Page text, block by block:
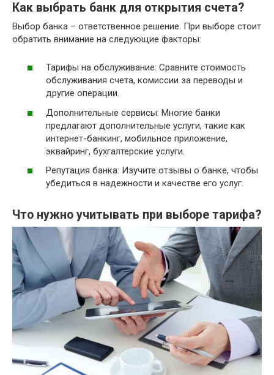
Как выбрать банк для открытия счета?
Выбор банка – ответственное решение. При выборе стоит
обратить внимание на следующие факторы:
Тарифы на обслуживание: Сравните стоимость
обслуживания счета, комиссии за переводы и
другие операции.
Дополнительные сервисы: Многие банки
предлагают дополнительные услуги, такие как
интернет-банкинг, мобильное приложение,
эквайринг, бухгалтерские услуги.
Репутация банка: Изучите отзывы о банке, чтобы
убедиться в надежности и качестве его услуг.
Что нужно учитывать при выборе тарифа?